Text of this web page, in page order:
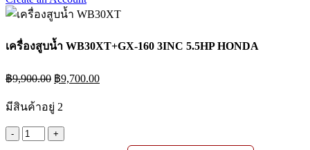
เครื่องสูบน้ำ WB30XT+GX-160 3INC 5.5HP HONDA
฿9,900.00 Original
price
was:
฿9,900.00.
฿9,700.00Current
price
มีสินค้าอยู่ 2
จำนวน